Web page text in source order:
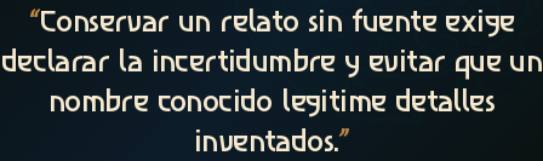
“Conservar un relato sin fuente exige
declarar la incertidumbre y evitar que un
nombre conocido legitime detalles
inventados.”